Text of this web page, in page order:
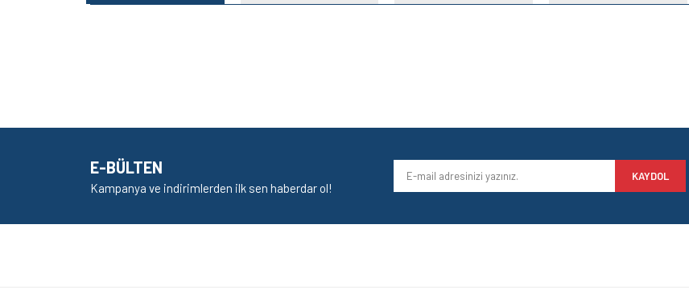
Ürün resmi kalitesiz, bozuk veya görüntülenemiyor.
Ürün bilgilerinde hatalar bulunuyor.
E-BÜLTEN
Kampanya ve indirimlerden ilk sen haberdar ol!
KAYDOL